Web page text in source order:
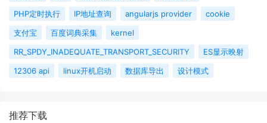
PHP定时执行
IP地址查询 angularjs provider
cookie
支付宝
百度词典采集
kernel
RR_SPDY_INADEQUATE_TRANSPORT_SECURITY
ES显示映射
12306 api
linux开机启动 数据库导出 设计模式
推荐下载